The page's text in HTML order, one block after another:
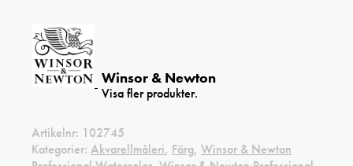
Winsor & Newton
Visa fler produkter.
Artikelnr: 102745
Kategorier: Akvarellmåleri, Färg, Winsor & Newton